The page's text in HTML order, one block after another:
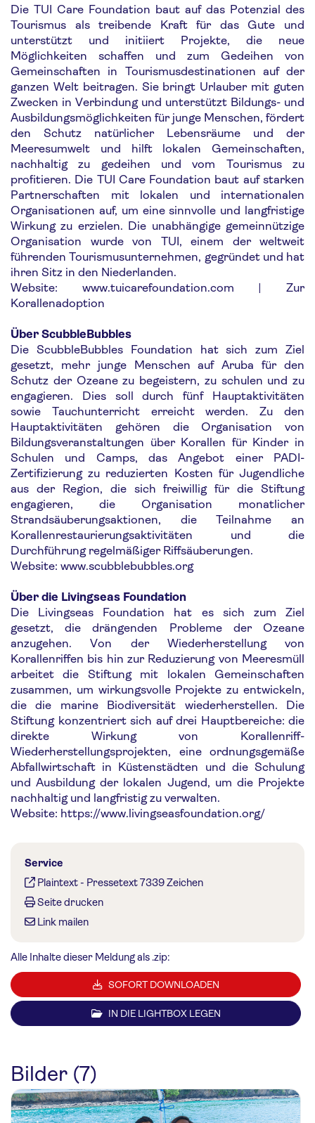
Die TUI Care Foundation baut auf das Potenzial des
Tourismus als treibende Kraft für das Gute und
unterstützt und initiiert Projekte, die neue
Möglichkeiten schaffen und zum Gedeihen von
Gemeinschaften in Tourismusdestinationen auf der
ganzen Welt beitragen. Sie bringt Urlauber mit guten
Zwecken in Verbindung und unterstützt Bildungs- und
Ausbildungsmöglichkeiten für junge Menschen, fördert
den Schutz natürlicher Lebensräume und der
Meeresumwelt und hilft lokalen Gemeinschaften,
nachhaltig zu gedeihen und vom Tourismus zu
profitieren. Die TUI Care Foundation baut auf starken
Partnerschaften mit lokalen und internationalen
Organisationen auf, um eine sinnvolle und langfristige
Wirkung zu erzielen. Die unabhängige gemeinnützige
Organisation wurde von TUI, einem der weltweit
führenden Tourismusunternehmen, gegründet und hat
ihren Sitz in den Niederlanden.
Website: www.tuicarefoundation.com | Zur
Korallenadoption
Über ScubbleBubbles
Die ScubbleBubbles Foundation hat sich zum Ziel
gesetzt, mehr junge Menschen auf Aruba für den
Schutz der Ozeane zu begeistern, zu schulen und zu
engagieren. Dies soll durch fünf Hauptaktivitäten
sowie Tauchunterricht erreicht werden. Zu den
Hauptaktivitäten gehören die Organisation von
Bildungsveranstaltungen über Korallen für Kinder in
Schulen und Camps, das Angebot einer PADI-
Zertifizierung zu reduzierten Kosten für Jugendliche
aus der Region, die sich freiwillig für die Stiftung
engagieren, die Organisation monatlicher
Strandsäuberungsaktionen, die Teilnahme an
Korallenrestaurierungsaktivitäten und die
Durchführung regelmäßiger Riffsäuberungen.
Website: www.scubblebubbles.org
Über die Livingseas Foundation
Die Livingseas Foundation hat es sich zum Ziel
gesetzt, die drängenden Probleme der Ozeane
anzugehen. Von der Wiederherstellung von
Korallenriffen bis hin zur Reduzierung von Meeresmüll
arbeitet die Stiftung mit lokalen Gemeinschaften
zusammen, um wirkungsvolle Projekte zu entwickeln,
die die marine Biodiversität wiederherstellen. Die
Stiftung konzentriert sich auf drei Hauptbereiche: die
direkte Wirkung von Korallenriff-
Wiederherstellungsprojekten, eine ordnungsgemäße
Abfallwirtschaft in Küstenstädten und die Schulung
und Ausbildung der lokalen Jugend, um die Projekte
nachhaltig und langfristig zu verwalten.
Website: https://www.livingseasfoundation.org/
Service
Plaintext- Pressetext 7339 Zeichen
Seite drucken
Link mailen
Alle Inhalte dieser Meldung als .zip:
SOFORT DOWNLOADEN
IN DIE LIGHTBOX LEGEN
Bilder (7)